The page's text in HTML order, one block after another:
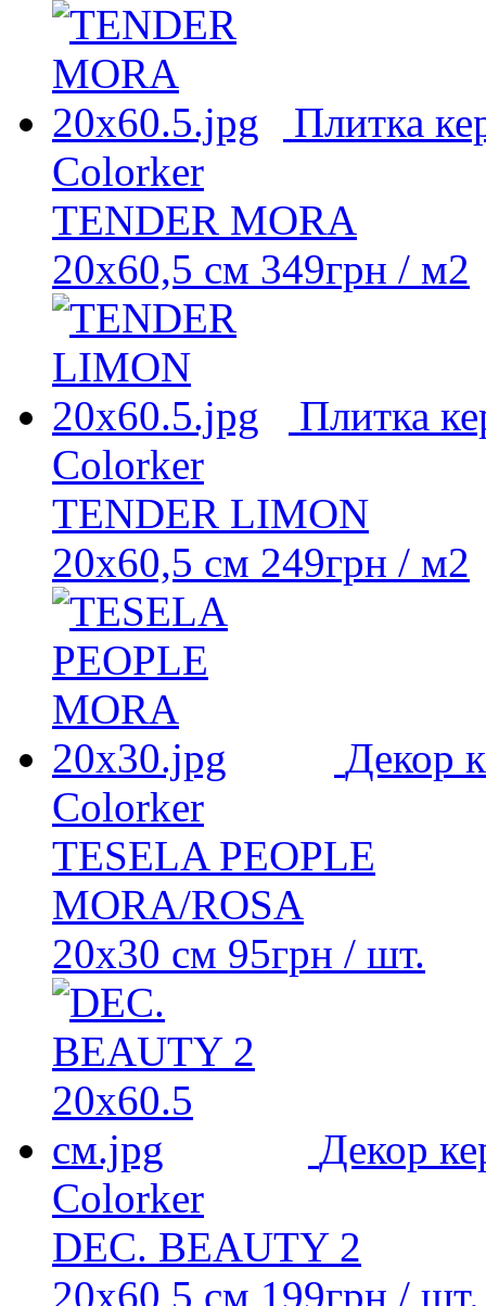
Плитка
Colorker
TENDER MORA
20x60,5 см 349грн / м2
Плитка
Colorker
TENDER LIMON
20x60,5 см 249грн / м2
Декор
Colorker
TESELA PEOPLE
MORA/ROSA
20x30 см 95грн / шт.
Декор
Colorker
DEC. BEAUTY 2
20x60,5 см 199грн / шт.